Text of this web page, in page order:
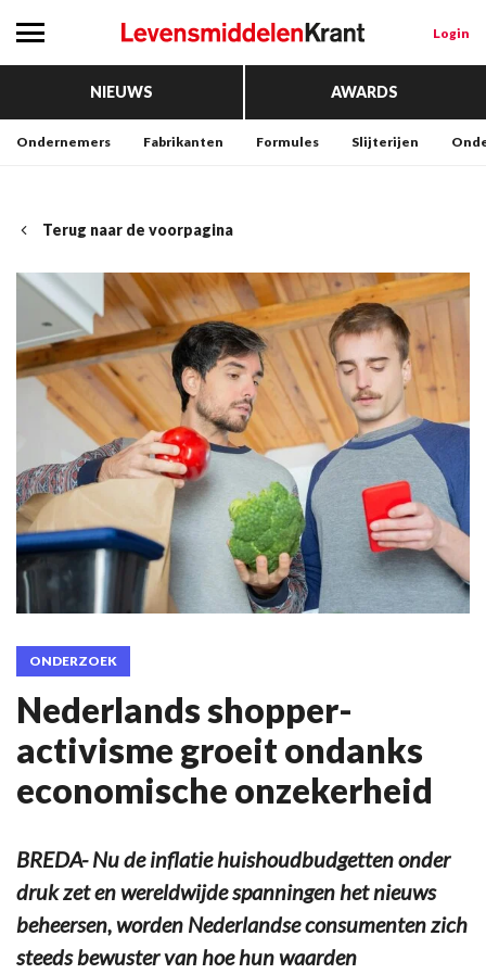
Login
NIEUWS AWARDS
Ondernemers Fabrikanten Formules Slijterijen
Terug naar de voorpagina
ONDERZOEK
Nederlands shopper-
activisme groeit ondanks
economische onzekerheid
BREDA- Nu de inflatie huishoudbudgetten onder
druk zet en wereldwijde spanningen het nieuws
beheersen, worden Nederlandse consumenten zich
steeds bewuster van hoe hun waarden